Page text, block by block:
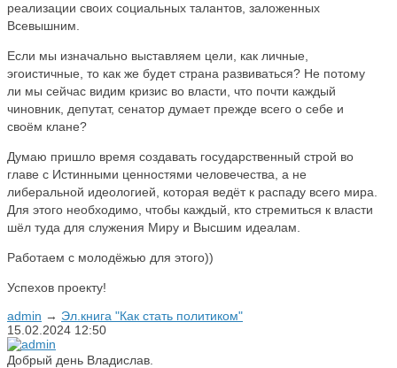
реализации своих социальных талантов, заложенных
Всевышним.
Если мы изначально выставляем цели, как личные,
эгоистичные, то как же будет страна развиваться? Не потому
ли мы сейчас видим кризис во власти, что почти каждый
чиновник, депутат, сенатор думает прежде всего о себе и
своём клане?
Думаю пришло время создавать государственный строй во
главе с Истинными ценностями человечества, а не
либеральной идеологией, которая ведёт к распаду всего мира.
Для этого необходимо, чтобы каждый, кто стремиться к власти
шёл туда для служения Миру и Высшим идеалам.
Работаем с молодёжью для этого))
Успехов проекту!
admin → Эл.книга "Как стать политиком"
15.02.2024 12:50
Добрый день Владислав.